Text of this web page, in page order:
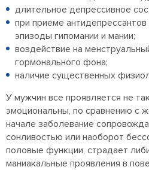
длительное депрессивное
при приеме
эпизоды гипомании и мании;
воздействие на
гормонального фона;
наличие существенных
У мужчин все проявляется не
эмоциональны, по сравнению с
начале заболевание
сонливостью или наоборот
половые функции, страдает
маниакальные проявления в